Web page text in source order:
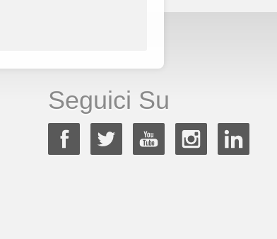
Seguici Su